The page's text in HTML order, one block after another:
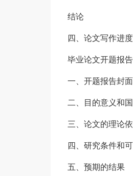
结论
四、论文写作进
毕业论文开题报
一、开题报告封
二、目的意义和
三、论文的理论
四、研究条件和
五、预期的结果